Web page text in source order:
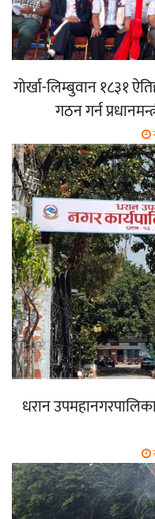
गोर्खा-लिम्बुवान १८३१
गठन गर्न
धरान